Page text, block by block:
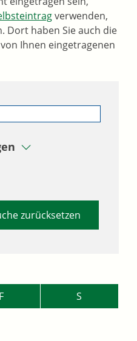
verwenden,
Dort haben Sie auch die
Ihnen eingetragenen
zurücksetzen
F S